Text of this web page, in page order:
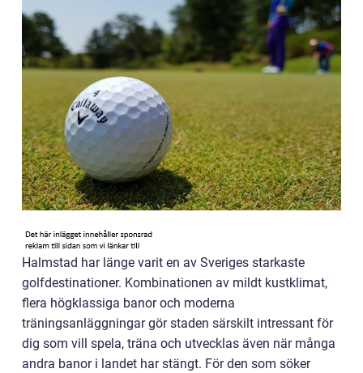
Halmstad har länge varit en av Sveriges starkaste
golfdestinationer. Kombinationen av mildt kustklimat,
flera högklassiga banor och moderna
träningsanläggningar gör staden särskilt intressant för
dig som vill spela, träna och utvecklas även när många
andra banor i landet har stängt. För den som söker